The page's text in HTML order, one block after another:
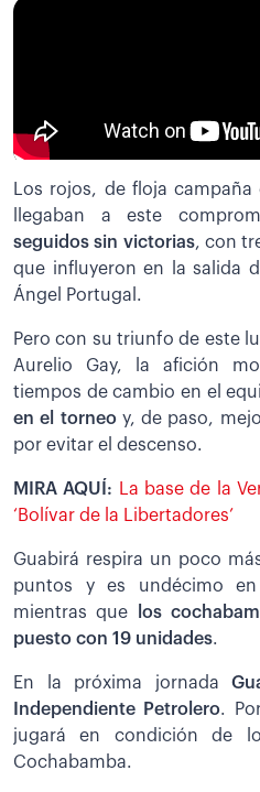
Los rojos, de floja
llegaban a este
seguidos sin victorias, con
que influyeron en la salida
Ángel Portugal.
Pero con su triunfo de este
Aurelio Gay, la afición
tiempos de cambio en el
en el torneoy, de paso,
por evitar el descenso.
MIRA AQUÍ:
La base de la
‘Bolívar de la Libertadores’
Guabirá respira un poco
puntos y es undécimo
mientras que
los
puesto con 19 unidades.
En la próxima jornada
Independiente Petrolero.
jugará en condición de
Cochabamba.